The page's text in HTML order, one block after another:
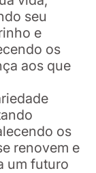
seu
e
os
aos que
os
renovem e
um futuro